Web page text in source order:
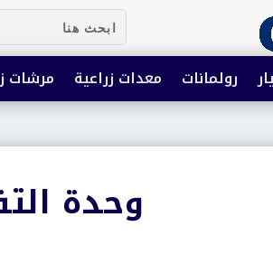
رولمانات معدات زراعية مرشات
وحدة